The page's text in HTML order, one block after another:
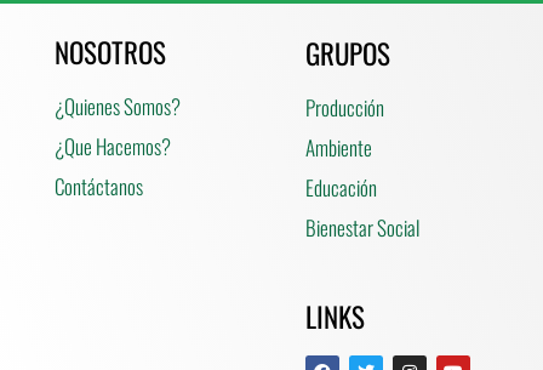
NOSOTROS
¿Quienes Somos?
¿Que Hacemos?
Contáctanos
GRUPOS
Producción
Ambiente
Educación
Bienestar Social
LINKS